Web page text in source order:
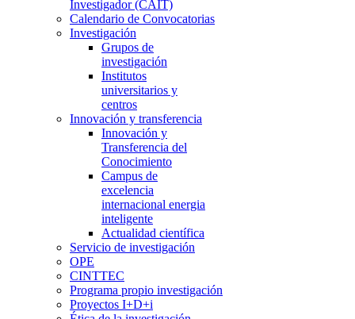
Investigador (CAIT)
Calendario de Convocatorias
Investigación
Grupos de
investigación
Institutos
universitarios y
centros
Innovación y transferencia
Innovación y
Transferencia del
Conocimiento
Campus de
excelencia
internacional energia
inteligente
Actualidad científica
Servicio de investigación
OPE
CINTTEC
Programa propio investigación
Proyectos I+D+i